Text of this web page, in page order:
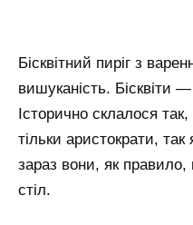
Бісквітний пиріг з
вишуканість. Бісквіти —
Історично склалося
тільки аристократи, так
зараз вони, як
стіл.